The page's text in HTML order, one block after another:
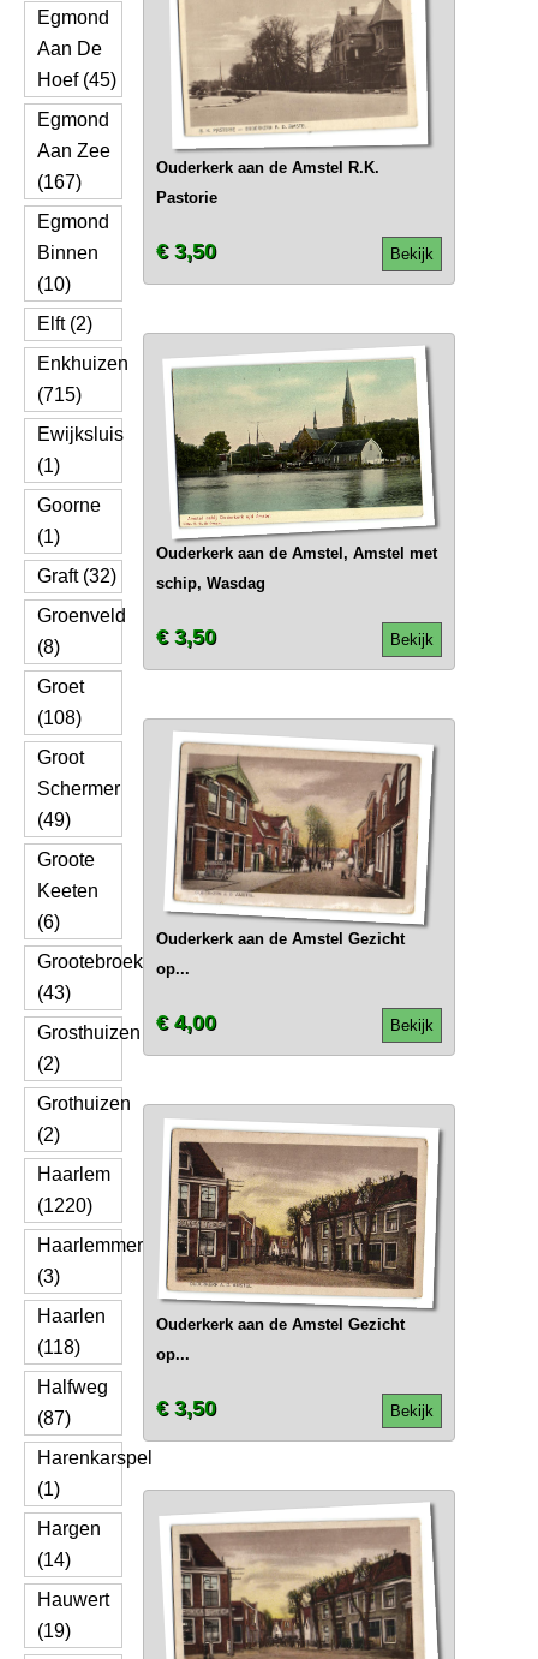
Egmond
Aan De
Hoef (45)
Egmond
Aan Zee
(167)
Egmond
Binnen
(10)
Elft (2)
Enkhuizen
(715)
Ewijksluis
(1)
Goorne
(1)
Graft (32)
Groenveld
(8)
Groet
(108)
Groot
Schermer
(49)
Groote
Keeten
(6)
Grootebroek
(43)
Grosthuizen
(2)
Grothuizen
(2)
Haarlem
(1220)
Haarlemmerliede
(3)
Haarlen
(118)
Halfweg
(87)
Harenkarspel
(1)
Hargen
(14)
Hauwert
(19)
Ouderkerk aan de Amstel R.K.
Pastorie
Bekijk
€ 3,50
Ouderkerk aan de Amstel, Amstel met
schip, Wasdag
Bekijk
€ 3,50
Ouderkerk aan de Amstel Gezicht
op...
Bekijk
€ 4,00
Ouderkerk aan de Amstel Gezicht
op...
Bekijk
€ 3,50